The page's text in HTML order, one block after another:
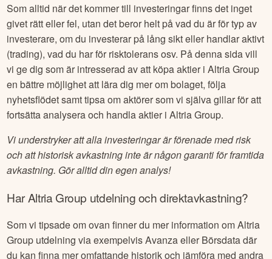
Som alltid när det kommer till investeringar finns det inget
givet rätt eller fel, utan det beror helt på vad du är för typ av
investerare, om du investerar på lång sikt eller handlar aktivt
(trading), vad du har för risktolerans osv. På denna sida vill
vi ge dig som är intresserad av att köpa aktier iAltria Group
en bättre möjlighet att lära dig mer om bolaget, följa
nyhetsflödet samt tipsa om aktörer som vi själva gillar för att
fortsätta analysera och handla aktier iAltria Group.
Vi understryker att alla investeringar är förenade med risk
och att historisk avkastning inte är någon garanti för framtida
avkastning. Gör alltid din egen analys!
HarAltria Group utdelning och direktavkastning?
Som vi tipsade om ovan finner du mer information omAltria
Group utdelning via exempelvis Avanza eller Börsdata där
du kan finna mer omfattande historik och jämföra med andra